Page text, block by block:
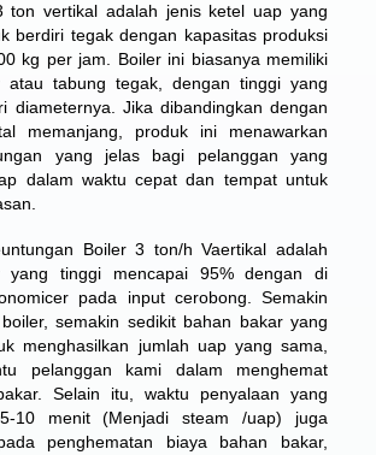
ton vertikal adalah jenis ketel uap yang
berdiri tegak dengan kapasitas produksi
kg per jam. Boiler ini biasanya memiliki
atau tabung tegak, dengan tinggi yang
diameternya. Jika dibandingkan dengan
memanjang, produk ini menawarkan
yang jelas bagi pelanggan yang
dalam waktu cepat dan tempat untuk
Boiler 3 ton/h Vaertikal adalah
yang tinggi mencapai 95% dengan di
pada input cerobong. Semakin
semakin sedikit bahan bakar yang
menghasilkan jumlah uap yang sama,
pelanggan kami dalam menghemat
Selain itu, waktu penyalaan yang
10 menit (Menjadi steam /uap) juga
penghematan biaya bahan bakar,